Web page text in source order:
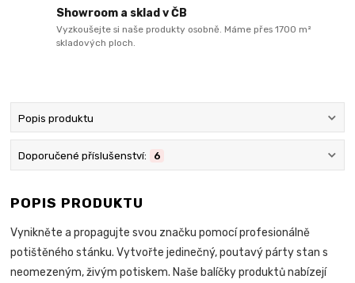
Showroom a sklad v ČB
Vyzkoušejte si naše produkty osobně. Máme přes 1700 m²
skladových ploch.
Popis produktu
Doporučené příslušenství: 6
POPIS PRODUKTU
Vynikněte a propagujte svou značku pomocí profesionálně
potištěného stánku. Vytvořte jedinečný, poutavý párty stan s
neomezeným, živým potiskem. Naše balíčky produktů nabízejí